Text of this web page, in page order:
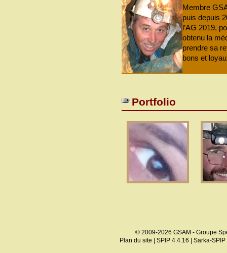
Membre
puis depuis
l’AG 2019,
obtenu la
prendre sa
bons et
Portfolio
© 2009-2026 GSAM - Groupe
Plan du site
SPIP 4.4.16 Sarka-SPIP